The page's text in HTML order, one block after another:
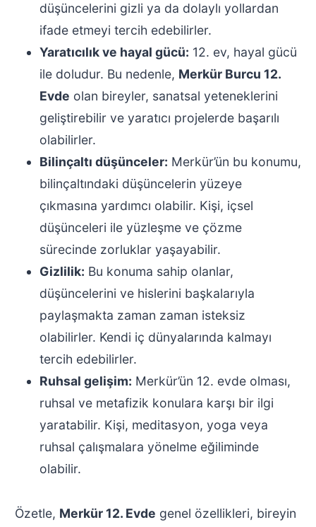
düşüncelerini gizli ya da dolaylı yollardan
ifade etmeyi tercih edebilirler.
Yaratıcılık ve hayal gücü: 12. ev, hayal gücü
ile doludur. Bu nedenle, Merkür Burcu 12.
Evde olan bireyler, sanatsal yeteneklerini
geliştirebilir ve yaratıcı projelerde başarılı
olabilirler.
Bilinçaltı düşünceler: Merkür’ün bu konumu,
bilinçaltındaki düşüncelerin yüzeye
çıkmasına yardımcı olabilir. Kişi, içsel
düşünceleri ile yüzleşme ve çözme
sürecinde zorluklar yaşayabilir.
Gizlilik: Bu konuma sahip olanlar,
düşüncelerini ve hislerini başkalarıyla
paylaşmakta zaman zaman isteksiz
olabilirler. Kendi iç dünyalarında kalmayı
tercih edebilirler.
Ruhsal gelişim: Merkür’ün 12. evde olması,
ruhsal ve metafizik konulara karşı bir ilgi
yaratabilir. Kişi, meditasyon, yoga veya
ruhsal çalışmalara yönelme eğiliminde
olabilir.
Özetle, Merkür 12. Evde genel özellikleri, bireyin